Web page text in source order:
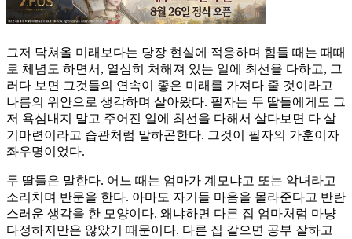
그저 닥쳐올 미래보다는 당장 현실에 적응하며 힘들 때는 때때
로 체념도 하면서, 열심히 처해져 있는 일에 최선을 다하고, 그
러다 보면 그것들의 연속이 좋은 미래를 가져다 줄 것이라고
나름의 위안으로 생각하며 살아왔다. 필자는 두 딸들에게도 그
저 욕심내지 말고 주어진 일에 최선을 다해서 살다보면 다 살
기마련이라고 습관처럼 말하곤한다. 그것이 필자의 가훈이자
좌우명이었다.
두 딸들은 말한다. 어느 때는 엄마가 계모냐고 또는 악녀라고
소리치며 반문을 한다. 아마도 자기들 마음을 몰라준다고 반란
스러운 생각을 한 모양이다. 왜냐하면 다른 집 엄마처럼 마냥
다정하지만은 않았기 때문이다. 다른 집 같으면 공부 잘하고